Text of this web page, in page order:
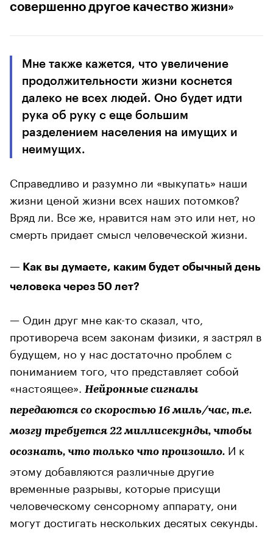
совершенно другое качество жизни»
Мне также кажется, что увеличение
продолжительности жизни коснется
далеко не всех людей. Оно будет идти
рука об руку с еще большим
разделением населения на имущих и
неимущих.
Справедливо и разумно ли «выкупать» наши
жизни ценой жизни всех наших потомков?
Вряд ли. Все же, нравится нам это или нет, но
смерть придает смысл человеческой жизни.
— Как вы думаете, каким будет обычный день
человека через 50 лет?
— Один друг мне как-то сказал, что,
противореча всем законам физики, я застрял в
будущем, но у нас достаточно проблем с
пониманием того, что представляет собой
«настоящее». Нейронные сигналы
передаются со скоростью 16 миль/час, т.е.
мозгу требуется 22 миллисекунды, чтобы
осознать, что только что произошло. И к
этому добавляются различные другие
временные разрывы, которые присущи
человеческому сенсорному аппарату, они
могут достигать нескольких десятых секунды.